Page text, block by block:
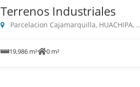
Terrenos Industriales
Parcelacion Cajamarquilla, HUACHIPA, Lurigancho
19,986 m² 0 m²